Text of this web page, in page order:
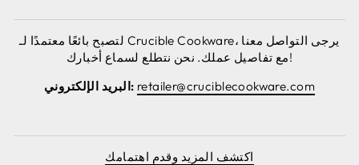
لتصبح بائعًا معتمدًا لـ Crucible Cookware، يرجى التواصل معنا
مع تفاصيل عملك. نحن نتطلع لسماع أخبارك!
البريد الإلكتروني: retailer@cruciblecookware.com
اكتشف المزيد وقدم اهتمامك